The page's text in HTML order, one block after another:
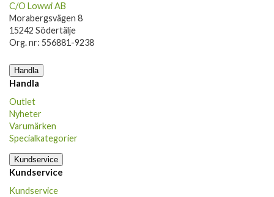
C/O Lowwi AB
Morabergsvägen 8
15242 Södertälje
Org. nr: 556881-9238
Handla
Handla
Outlet
Nyheter
Varumärken
Specialkategorier
Kundservice
Kundservice
Kundservice